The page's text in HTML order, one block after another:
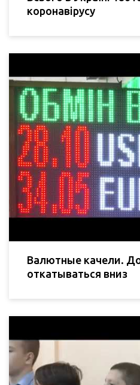
коронавірусу
Валютные качели.
откатываться вниз